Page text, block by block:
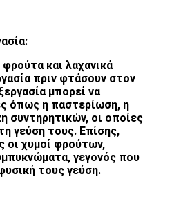
και λαχανικά
πριν φτάσουν στον
μπορεί να
όπως η παστερίωση, η
συντηρητικών, οι οποίες
γεύση τους. Επίσης,
οι χυμοί φρούτων,
γεγονός που
τους γεύση.